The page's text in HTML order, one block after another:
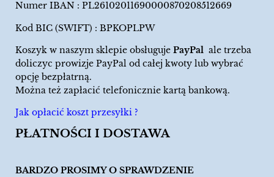
Numer IBAN : PL26102011690000870208512669
Kod BIC (SWIFT) : BPKOPLPW
Koszyk w naszym sklepie obsługuje PayPal ale trzeba
doliczyc prowizje PayPal od całej kwoty lub wybrać
opcję bezpłatrną.
Można też zapłacić telefonicznie kartą bankową.
Jak opłacić koszt przesyłki ?
PŁATNOŚCI I DOSTAWA
BARDZO PROSIMY O SPRAWDZENIE